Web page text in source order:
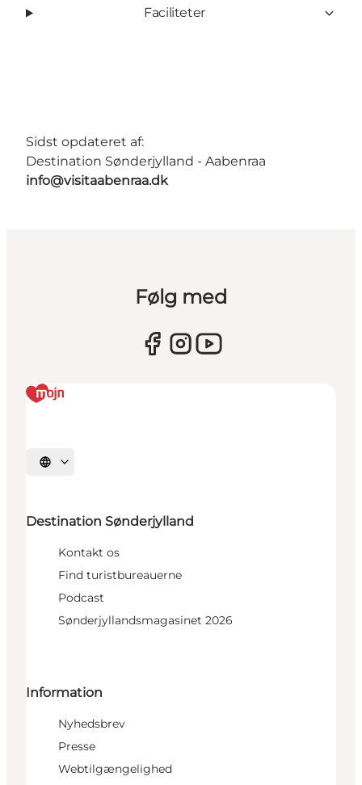
Faciliteter
Sidst opdateret af:
Destination Sønderjylland - Aabenraa
info@visitaabenraa.dk
Følg med
Vælg sprog
Destination Sønderjylland
Kontakt os
Find turistbureauerne
Podcast
Sønderjyllandsmagasinet 2026
Information
Nyhedsbrev
Presse
Webtilgængelighed